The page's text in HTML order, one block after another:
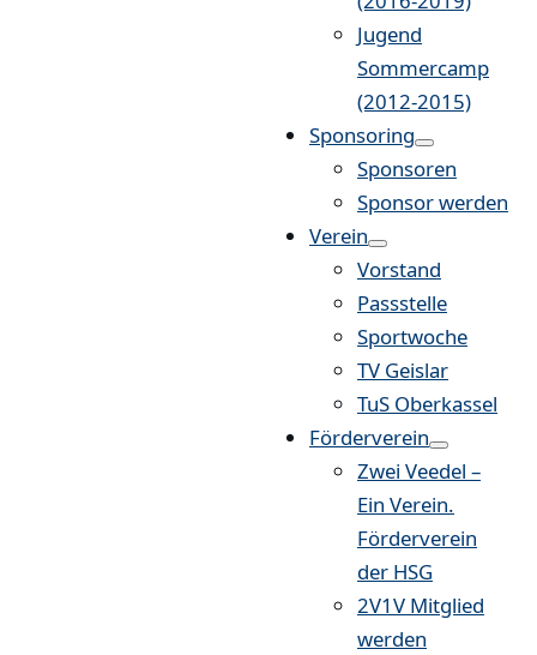
Jugend
Sommercamp
(2012-2015)
Sponsoring
Sponsoren
Sponsor werden
Verein
Vorstand
Passstelle
Sportwoche
TV Geislar
TuS Oberkassel
Förderverein
Zwei Veedel –
Ein Verein.
Förderverein
der HSG
2V1V Mitglied
werden